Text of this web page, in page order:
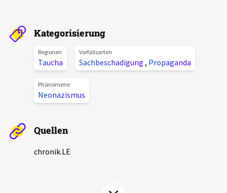
Veranstaltungen
Podcasts
Projektbeschreibung
Kontakt
Spenden
Kategorisierung
Regionen
Taucha
Vorfallsarten
Sachbeschädigung , Propaganda
Phänomene
Neonazismus
Quellen
chronik.LE